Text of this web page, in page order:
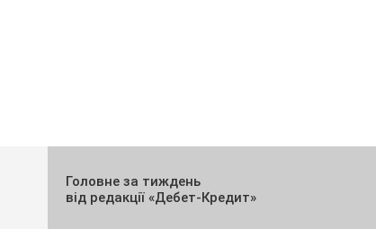
Головне за тиждень
від редакції «Дебет-Кредит»